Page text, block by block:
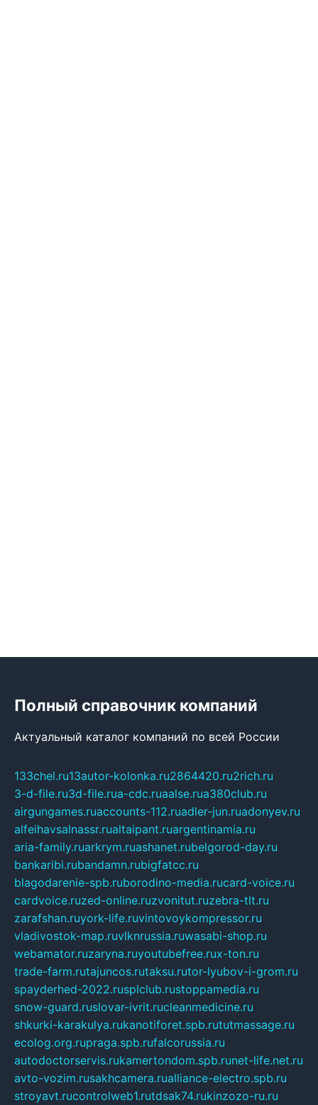
Полный справочник компаний
Актуальный каталог компаний по всей России
133chel.ru13autor-kolonka.ru2864420.ru2rich.ru
3-d-file.ru3d-file.rua-cdc.ruaalse.rua380club.ru
airgungames.ruaccounts-112.ruadler-jun.ruadonyev.ru
alfeihavsalnassr.rualtaipant.ruargentinamia.ru
aria-family.ruarkrym.ruashanet.rubelgorod-day.ru
bankaribi.rubandamn.rubigfatcc.ru
blagodarenie-spb.ruborodino-media.rucard-voice.ru
cardvoice.ruzed-online.ruzvonitut.ruzebra-tlt.ru
zarafshan.ruyork-life.ruvintovoykompressor.ru
vladivostok-map.ruvlknrussia.ruwasabi-shop.ru
webamator.ruzaryna.ruyoutubefree.rux-ton.ru
trade-farm.rutajuncos.rutaksu.rutor-lyubov-i-grom.ru
spayderhed-2022.rusplclub.rustoppamedia.ru
snow-guard.ruslovar-ivrit.rucleanmedicine.ru
shkurki-karakulya.rukanotiforet.spb.rututmassage.ru
ecolog.org.rupraga.spb.rufalcorussia.ru
autodoctorservis.rukamertondom.spb.runet-life.net.ru
avto-vozim.rusakhcamera.rualliance-electro.spb.ru
stroyavt.rucontrolweb1.rutdsak74.rukinzozo-ru.ru